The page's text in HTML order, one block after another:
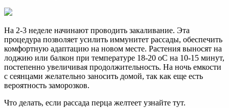
На 2-3 неделе начинают проводить закаливание. Эта
процедура позволяет усилить иммунитет рассады, обеспечить
комфортную адаптацию на новом месте. Растения выносят на
лоджию или балкон при температуре 18-20 oC на 10-15 минут,
постепенно увеличивая продолжительность. На ночь емкости
с сеянцами желательно заносить домой, так как еще есть
вероятность заморозков.
Что делать, если рассада перца желтеет узнайте тут.